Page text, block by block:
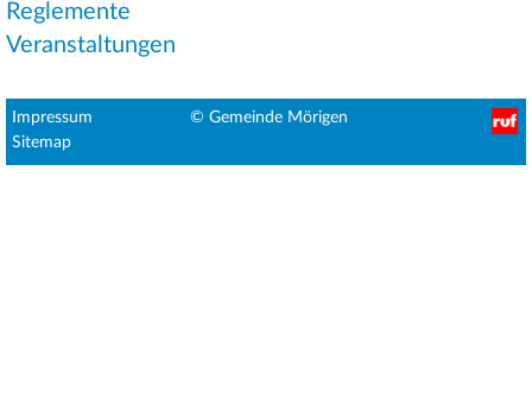
Reglemente
Veranstaltungen
Fußbereichsmenü
Impressum
Sitemap
© Gemeinde Mörigen